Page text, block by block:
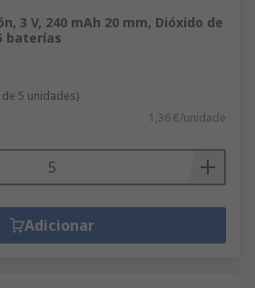
3 V, 240 mAh 20 mm, Dióxido de
baterías
5 unidades)
1,36 €/unidade
Adicionar